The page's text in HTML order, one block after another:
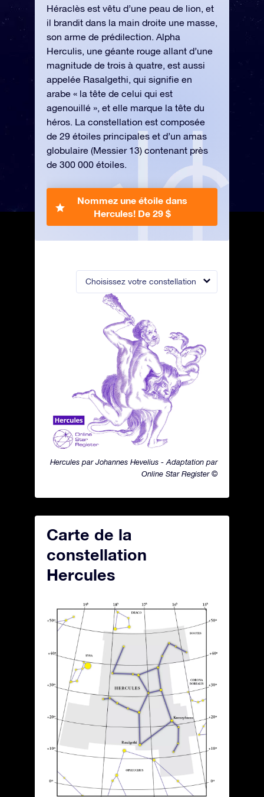
Choisissez votre constellation
Hercules par Johannes Hevelius - Adaptation par
Online Star Register ©
Héraclès est vêtu d’une peau de lion, et
il brandit dans la main droite une masse,
son arme de prédilection. Alpha
Herculis, une géante rouge allant d’une
magnitude de trois à quatre, est aussi
appelée Rasalgethi, qui signifie en
arabe « la tête de celui qui est
agenouillé », et elle marque la tête du
héros. La constellation est composée
de 29 étoiles principales et d’un amas
globulaire (Messier 13) contenant près
de 300 000 étoiles.
Nommez une étoile dans
Hercules! De 29 $
Carte de la
constellation
Hercules